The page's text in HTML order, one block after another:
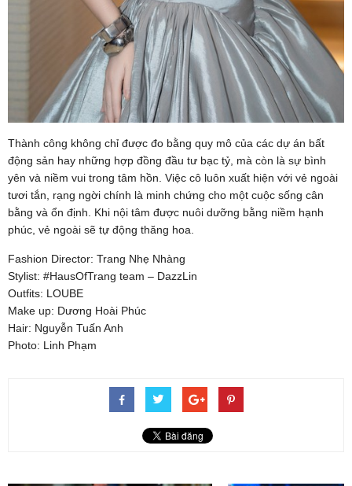
Thành công không chỉ được đo bằng quy mô của các dự án bất
động sản hay những hợp đồng đầu tư bạc tỷ, mà còn là sự bình
yên và niềm vui trong tâm hồn. Việc cô luôn xuất hiện với vẻ ngoài
tươi tắn, rạng ngời chính là minh chứng cho một cuộc sống cân
bằng và ổn định. Khi nội tâm được nuôi dưỡng bằng niềm hạnh
phúc, vẻ ngoài sẽ tự động thăng hoa.
Fashion Director: Trang Nhẹ Nhàng
Stylist: #HausOfTrang team – DazzLin
Outfits: LOUBE
Make up: Dương Hoài Phúc
Hair: Nguyễn Tuấn Anh
Photo: Linh Phạm